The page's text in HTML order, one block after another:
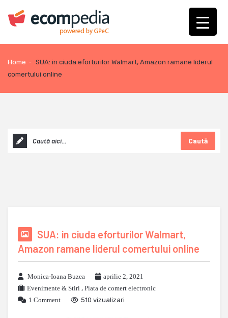
Home - SUA: in ciuda eforturilor Walmart, Amazon ramane liderul
comertului online
Caută
SUA: in ciuda eforturilor Walmart,
Amazon ramane liderul comertului online
Monica-Ioana Buzea
aprilie 2, 2021
Evenimente & Stiri , Piata de comert electronic
1 Comment
510 vizualizari